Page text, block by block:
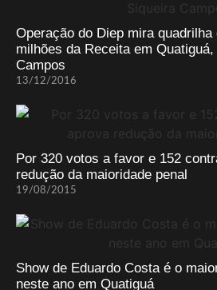
Operação do Diep mira quadrilha
milhões da Receita em
Campos
13/12/2016
Por 320 votos a favor e 152
redução da maioridade penal
19/08/2015
Show de Eduardo Costa é o
neste ano em Quatiguá